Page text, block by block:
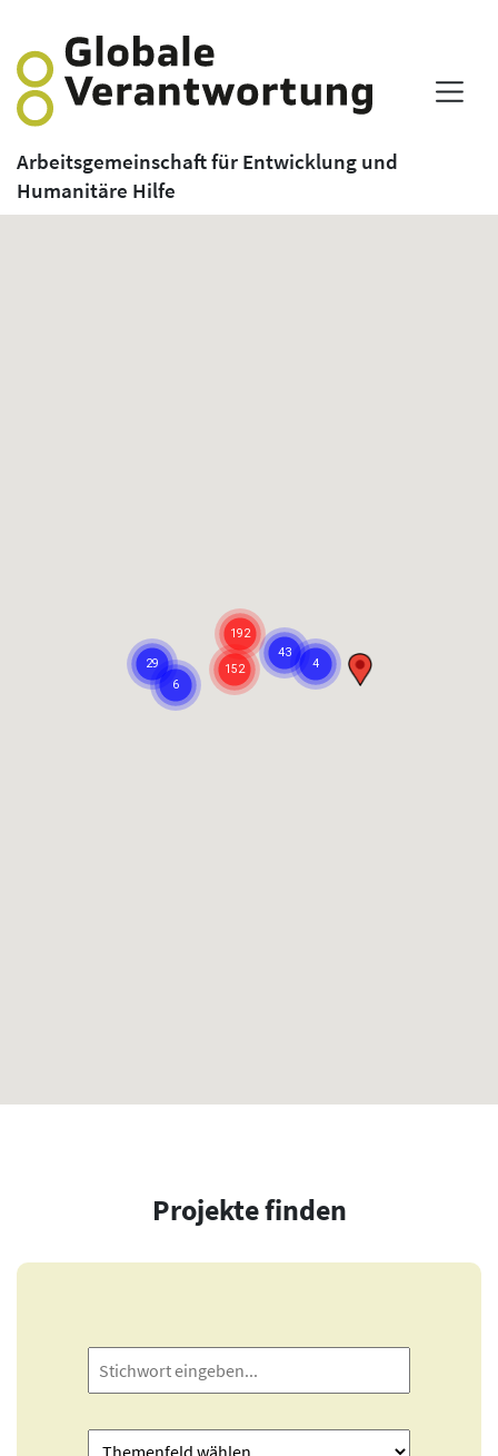
Arbeitsgemeinschaft für Entwicklung und
Humanitäre Hilfe
Projekte finden